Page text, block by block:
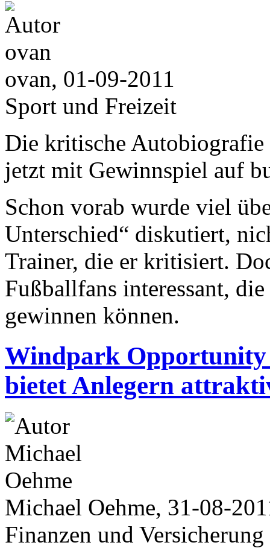
ovan, 01-09-2011
Sport und Freizeit
Die kritische
jetzt mit Gewinnspiel auf
Schon vorab wurde viel
Unterschied“ diskutiert,
Trainer, die er kritisiert.
Fußballfans interessant,
gewinnen können.
Windpark Opportunity
bietet Anlegern
Michael Oehme, 31-08-
Finanzen und Versicherung